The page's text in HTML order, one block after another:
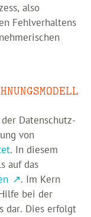
also
Fehlverhaltens
D
Datenschutz-
von
. In diesem
auf das
. Im Kern
bei der
dar. Dies erfolgt